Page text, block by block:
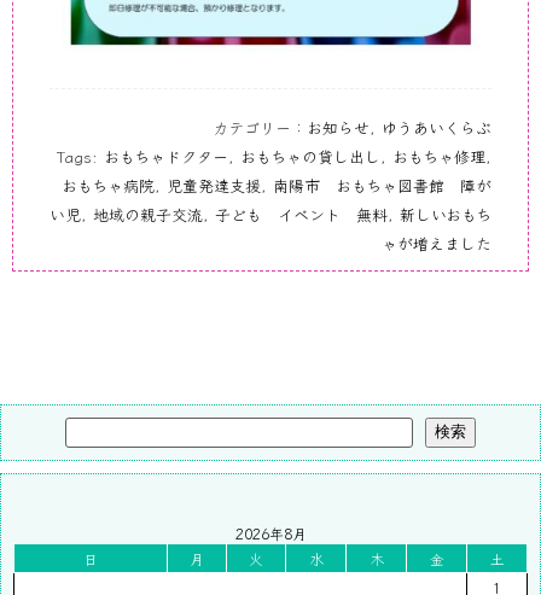
カテゴリー： お知らせ, ゆうあいくらぶ
Tags: おもちゃドクター, おもちゃの貸し出し, おもちゃ修理,
おもちゃ病院, 児童発達支援, 南陽市 おもちゃ図書館 障が
い児, 地域の親子交流, 子ども イベント 無料, 新しいおもち
ゃが増えました
検索
2026年8月
日
月 火 水 木 金
土
1